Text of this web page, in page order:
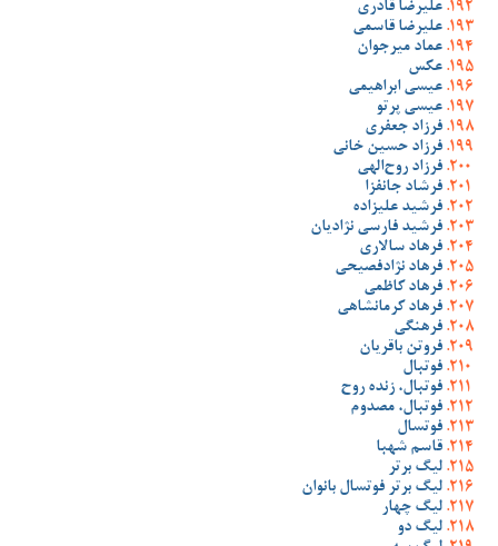
علیرضا قادری
علیرضا قاسمی
عماد میرجوان
عکس
عیسی ابراهیمی
عیسی پرتو
فرزاد جعفری
فرزاد حسین خانی
فرزاد روح‌الهی
فرشاد جانفزا
فرشید علیزاده
فرشید فارسی نژادیان
فرهاد سالاری
فرهاد نژادفصیحی
فرهاد کاظمی
فرهاد کرمانشاهی
فرهنگی
فروتن باقریان
فوتبال
فوتبال، زنده روح
فوتبال، مصدوم
فوتسال
قاسم شهبا
لیگ برتر
لیگ برتر فوتسال بانوان
لیگ چهار
لیگ دو